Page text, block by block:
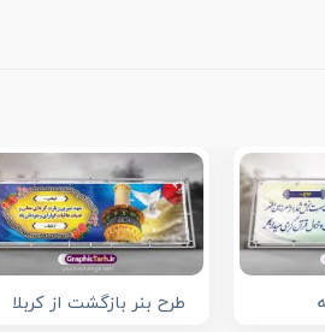
طرح بنر بازگشت از کربلا